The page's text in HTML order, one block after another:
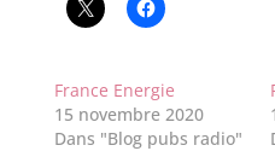
France Energie
15 novembre 2020
Dans "Blog pubs radio"